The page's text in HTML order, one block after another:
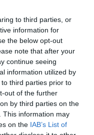
to third parties, or
information for
the below opt-out
note that after your
continue seeing
information utilized by
third parties prior to
out of the further
by third parties on the
This information may
on the IAB’s List of
Email Print
3 novembre 2021 - 22 h